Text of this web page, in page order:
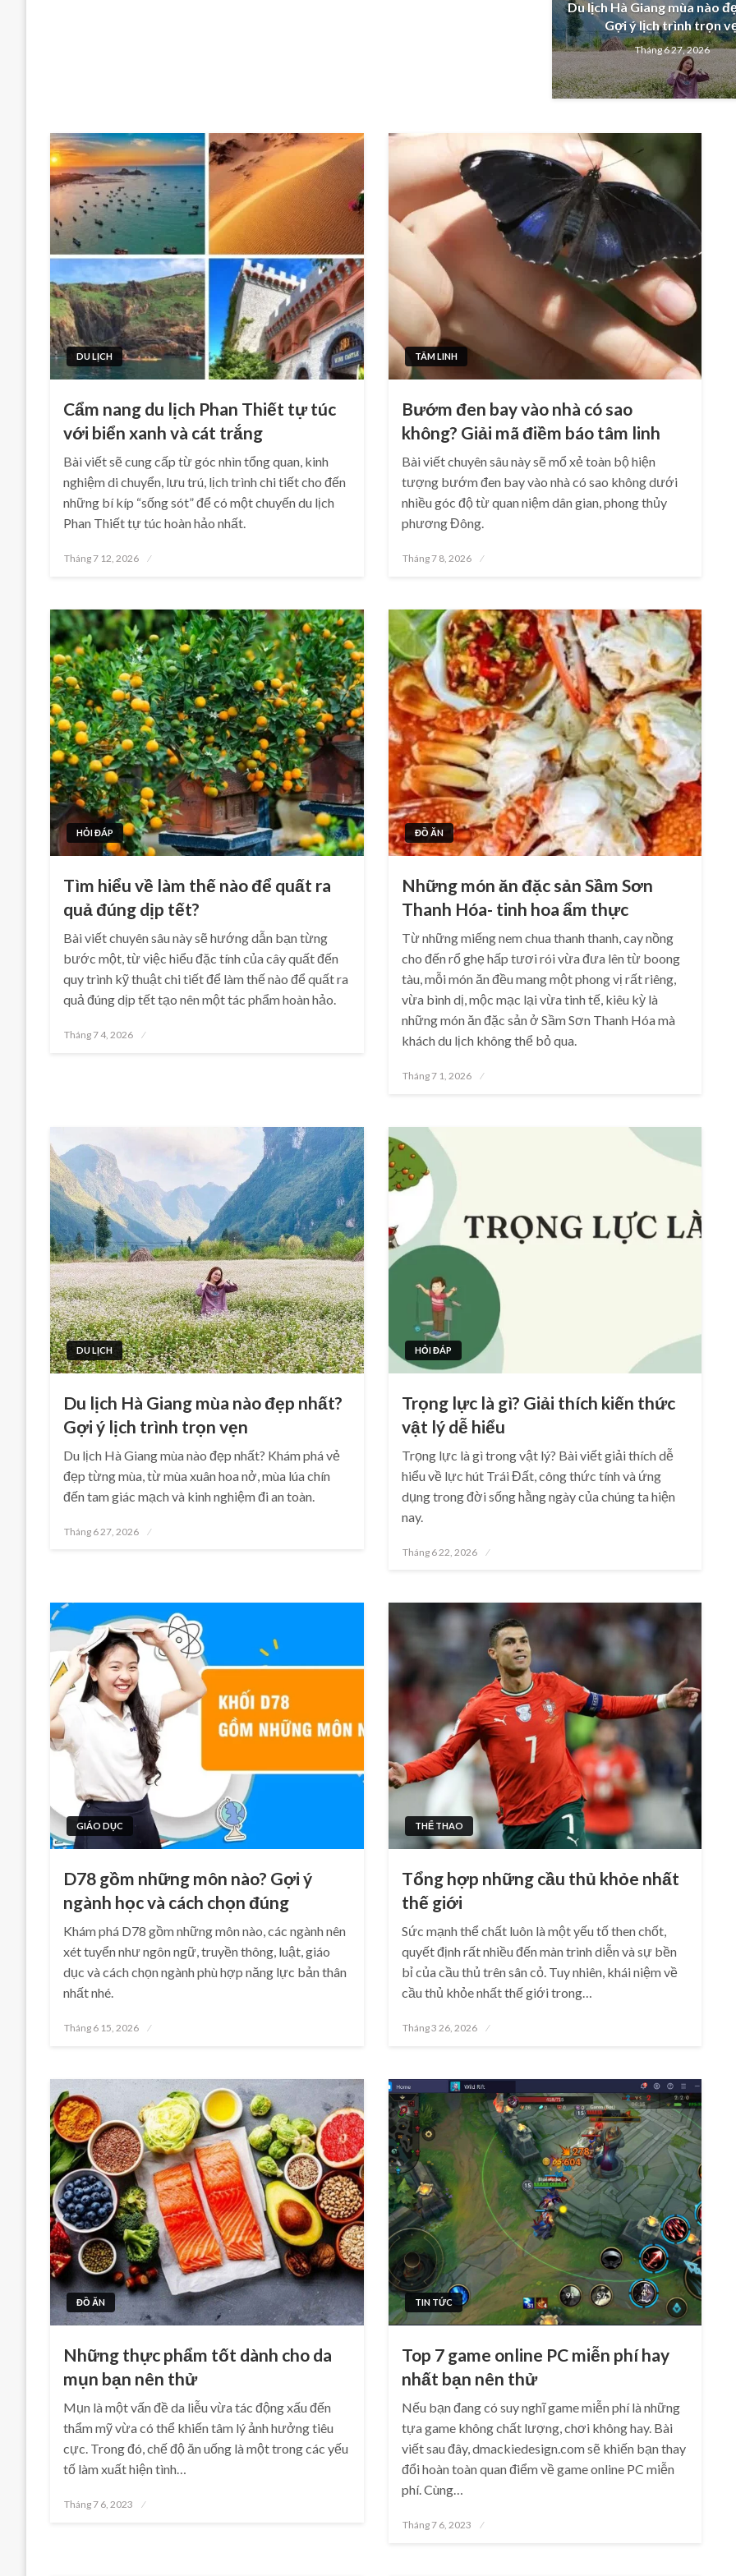
Du lịch Hà Giang mùa nào
Gợi ý lịch trình trọn
Tháng 6 27, 2026
DU LỊCH
Cẩm nang du lịch Phan Thiết tự túc
với biển xanh và cát trắng
Bài viết sẽ cung cấp từ góc nhìn tổng quan, kinh
nghiệm di chuyển, lưu trú, lịch trình chi tiết cho đến
những bí kíp “sống sót” để có một chuyến du lịch
Phan Thiết tự túc hoàn hảo nhất.
Posted
Tháng 7 12, 2026
TÂM LINH
Bướm đen bay vào nhà có sao
không? Giải mã điềm báo tâm linh
Bài viết chuyên sâu này sẽ mổ xẻ toàn bộ hiện
tượng bướm đen bay vào nhà có sao không dưới
nhiều góc độ từ quan niệm dân gian, phong thủy
phương Đông.
Posted
Tháng 7 8, 2026
HỎI ĐÁP
Tìm hiểu về làm thế nào để quất ra
quả đúng dịp tết?
Bài viết chuyên sâu này sẽ hướng dẫn bạn từng
bước một, từ việc hiểu đặc tính của cây quất đến
quy trình kỹ thuật chi tiết để làm thế nào để quất ra
quả đúng dịp tết tạo nên một tác phẩm hoàn hảo.
Posted
Tháng 7 4, 2026
ĐỒ ĂN
Những món ăn đặc sản Sầm Sơn
Thanh Hóa- tinh hoa ẩm thực
Từ những miếng nem chua thanh thanh, cay nồng
cho đến rổ ghẹ hấp tươi rói vừa đưa lên từ boong
tàu, mỗi món ăn đều mang một phong vị rất riêng,
vừa bình dị, mộc mạc lại vừa tinh tế, kiêu kỳ là
những món ăn đặc sản ở Sầm Sơn Thanh Hóa mà
khách du lịch không thể bỏ qua.
Posted
Tháng 7 1, 2026
DU LỊCH
Du lịch Hà Giang mùa nào đẹp nhất?
Gợi ý lịch trình trọn vẹn
Du lịch Hà Giang mùa nào đẹp nhất? Khám phá vẻ
đẹp từng mùa, từ mùa xuân hoa nở, mùa lúa chín
đến tam giác mạch và kinh nghiệm đi an toàn.
Posted
Tháng 6 27, 2026
HỎI ĐÁP
Trọng lực là gì? Giải thích kiến thức
vật lý dễ hiểu
Trọng lực là gì trong vật lý? Bài viết giải thích dễ
hiểu về lực hút Trái Đất, công thức tính và ứng
dụng trong đời sống hằng ngày của chúng ta hiện
nay.
Posted
Tháng 6 22, 2026
GIÁO DỤC
D78 gồm những môn nào? Gợi ý
ngành học và cách chọn đúng
Khám phá D78 gồm những môn nào, các ngành nên
xét tuyển như ngôn ngữ, truyền thông, luật, giáo
dục và cách chọn ngành phù hợp năng lực bản thân
nhất nhé.
Posted
Tháng 6 15, 2026
THỂ THAO
Tổng hợp những cầu thủ khỏe nhất
thế giới
Sức mạnh thể chất luôn là một yếu tố then chốt,
quyết định rất nhiều đến màn trình diễn và sự bền
bỉ của cầu thủ trên sân cỏ. Tuy nhiên, khái niệm về
cầu thủ khỏe nhất thế giới trong…
Posted
Tháng 3 26, 2026
ĐỒ ĂN
Những thực phẩm tốt dành cho da
mụn bạn nên thử
Mụn là một vấn đề da liễu vừa tác động xấu đến
thẩm mỹ vừa có thể khiến tâm lý ảnh hưởng tiêu
cực. Trong đó, chế độ ăn uống là một trong các yếu
tố làm xuất hiện tình…
Posted
Tháng 7 6, 2023
TIN TỨC
Top 7 game online PC miễn phí hay
nhất bạn nên thử
Nếu bạn đang có suy nghĩ game miễn phí là những
tựa game không chất lượng, chơi không hay. Bài
viết sau đây, dmackiedesign.com sẽ khiến bạn thay
đổi hoàn toàn quan điểm về game online PC miễn
phí. Cùng…
Posted
Tháng 7 6, 2023